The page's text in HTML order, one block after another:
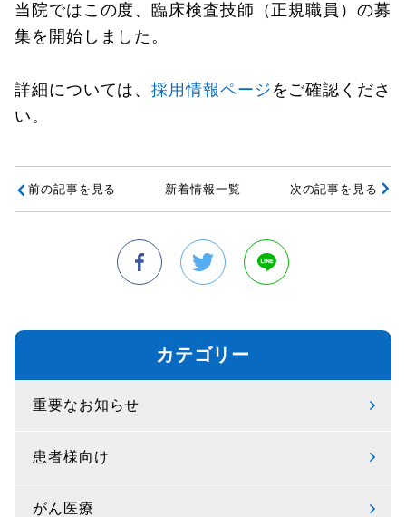
当院ではこの度、臨床検査技師（正規職員）の募
集を開始しました。
詳細については、採用情報ページ をご確認くださ
い。
前の記事を見る 新着情報一覧 次の記事を見る
カテゴリー
重要なお知らせ
患者様向け
がん医療